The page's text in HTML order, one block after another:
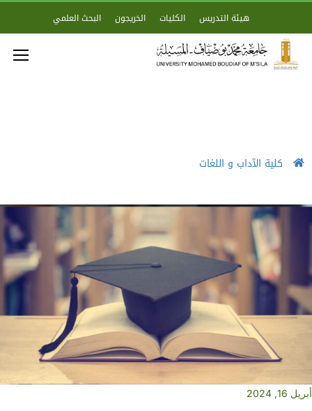
هيئة التدريس الكليات الخريجون البحث العلمي
كلية الآداب و اللغات
أبريل 16, 2024